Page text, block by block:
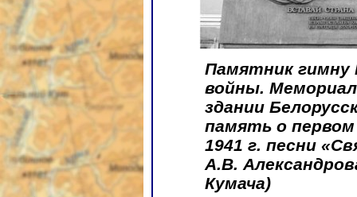
Памятник гимну
войны.
здании
память о первом
1941 г. песни
А.В.
Кумача)